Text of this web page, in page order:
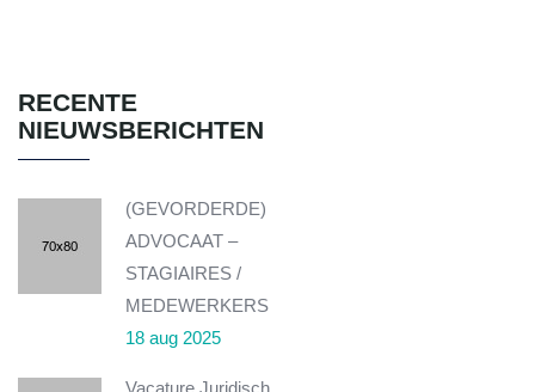
RECENTE
NIEUWSBERICHTEN
(GEVORDERDE)
ADVOCAAT –
STAGIAIRES /
MEDEWERKERS
18 aug 2025